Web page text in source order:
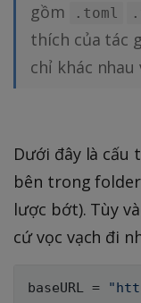
gồm
.toml
thích của tác
chỉ khác
Dưới đây là cấu
bên trong folder
lược bớt). Tùy
cứ vọc vạch đi
baseURL =